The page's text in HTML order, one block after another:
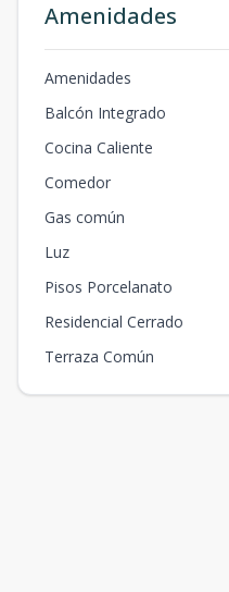
Amenidades
Amenidades
Balcón Integrado
Cocina Caliente
Comedor
Gas común
Luz
Pisos Porcelanato
Residencial Cerrado
Terraza Común